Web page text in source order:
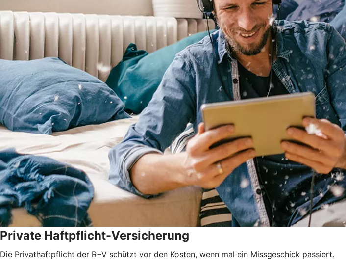
Private Haftpflicht-Versicherung
Die Privathaftpflicht der R+V schützt vor den Kosten, wenn mal ein Missgeschick passiert.